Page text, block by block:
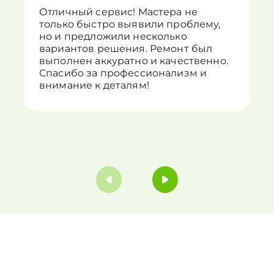
Отличный сервис! Мастера не
только быстро выявили проблему,
но и предложили несколько
вариантов решения. Ремонт был
выполнен аккуратно и качественно.
Спасибо за профессионализм и
внимание к деталям!